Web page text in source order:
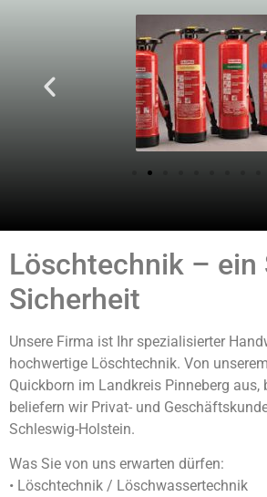
Löschtechnik – ein
Sicherheit
Unsere Firma ist Ihr spezialisierter
hochwertige Löschtechnik. Von
Quickborn im Landkreis Pinneberg aus,
beliefern wir Privat- und
Schleswig-Holstein.
Was Sie von uns erwarten dürfen:
• Löschtechnik / Löschwassertechnik